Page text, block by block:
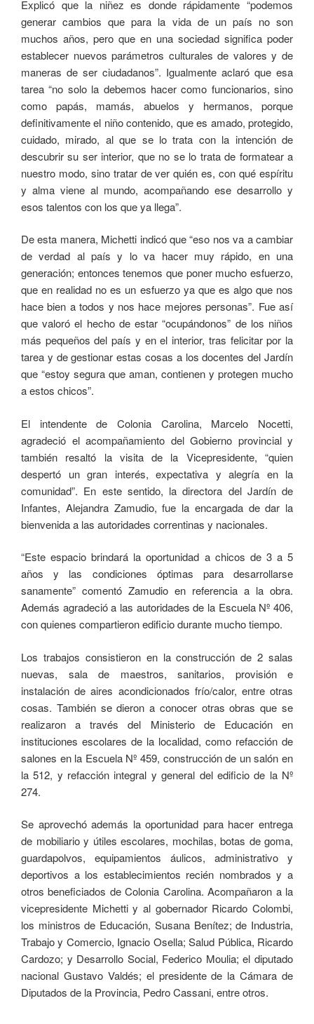
Explicó que la niñez es donde rápidamente “podemos
generar cambios que para la vida de un país no son
muchos años, pero que en una sociedad significa poder
establecer nuevos parámetros culturales de valores y de
maneras de ser ciudadanos”. Igualmente aclaró que esa
tarea “no solo la debemos hacer como funcionarios, sino
como papás, mamás, abuelos y hermanos, porque
definitivamente el niño contenido, que es amado, protegido,
cuidado, mirado, al que se lo trata con la intención de
descubrir su ser interior, que no se lo trata de formatear a
nuestro modo, sino tratar de ver quién es, con qué espíritu
y alma viene al mundo, acompañando ese desarrollo y
esos talentos con los que ya llega”.
De esta manera, Michetti indicó que “eso nos va a cambiar
de verdad al país y lo va hacer muy rápido, en una
generación; entonces tenemos que poner mucho esfuerzo,
que en realidad no es un esfuerzo ya que es algo que nos
hace bien a todos y nos hace mejores personas”. Fue así
que valoró el hecho de estar “ocupándonos” de los niños
más pequeños del país y en el interior, tras felicitar por la
tarea y de gestionar estas cosas a los docentes del Jardín
que “estoy segura que aman, contienen y protegen mucho
a estos chicos”.
El intendente de Colonia Carolina, Marcelo Nocetti,
agradeció el acompañamiento del Gobierno provincial y
también resaltó la visita de la Vicepresidente, “quien
despertó un gran interés, expectativa y alegría en la
comunidad”. En este sentido, la directora del Jardín de
Infantes, Alejandra Zamudio, fue la encargada de dar la
bienvenida a las autoridades correntinas y nacionales.
“Este espacio brindará la oportunidad a chicos de 3 a 5
años y las condiciones óptimas para desarrollarse
sanamente” comentó Zamudio en referencia a la obra.
Además agradeció a las autoridades de la Escuela Nº 406,
con quienes compartieron edificio durante mucho tiempo.
Los trabajos consistieron en la construcción de 2 salas
nuevas, sala de maestros, sanitarios, provisión e
instalación de aires acondicionados frío/calor, entre otras
cosas. También se dieron a conocer otras obras que se
realizaron a través del Ministerio de Educación en
instituciones escolares de la localidad, como refacción de
salones en la Escuela Nº 459, construcción de un salón en
la 512, y refacción integral y general del edificio de la Nº
274.
Se aprovechó además la oportunidad para hacer entrega
de mobiliario y útiles escolares, mochilas, botas de goma,
guardapolvos, equipamientos áulicos, administrativo y
deportivos a los establecimientos recién nombrados y a
otros beneficiados de Colonia Carolina. Acompañaron a la
vicepresidente Michetti y al gobernador Ricardo Colombi,
los ministros de Educación, Susana Benítez; de Industria,
Trabajo y Comercio, Ignacio Osella; Salud Pública, Ricardo
Cardozo; y Desarrollo Social, Federico Moulia; el diputado
nacional Gustavo Valdés; el presidente de la Cámara de
Diputados de la Provincia, Pedro Cassani, entre otros.